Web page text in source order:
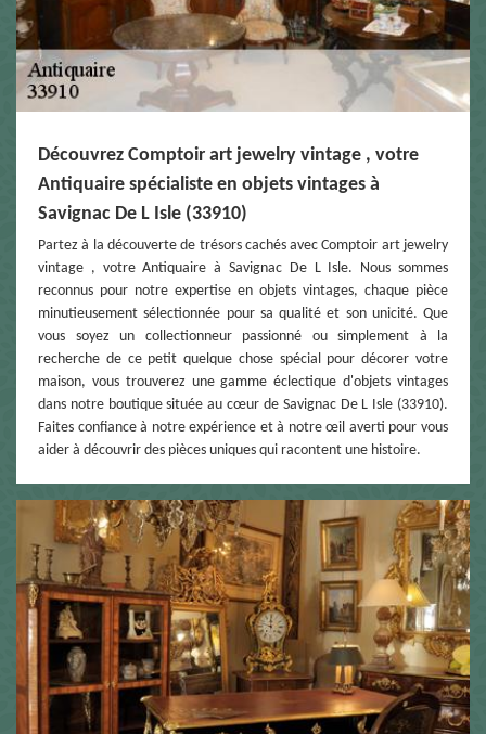
Découvrez Comptoir art jewelry vintage , votre
Antiquaire spécialiste en objets vintages à
Savignac De L Isle (33910)
Partez à la découverte de trésors cachés avec Comptoir art jewelry
vintage , votre Antiquaire à Savignac De L Isle. Nous sommes
reconnus pour notre expertise en objets vintages, chaque pièce
minutieusement sélectionnée pour sa qualité et son unicité. Que
vous soyez un collectionneur passionné ou simplement à la
recherche de ce petit quelque chose spécial pour décorer votre
maison, vous trouverez une gamme éclectique d'objets vintages
dans notre boutique située au cœur de Savignac De L Isle (33910).
Faites confiance à notre expérience et à notre œil averti pour vous
aider à découvrir des pièces uniques qui racontent une histoire.